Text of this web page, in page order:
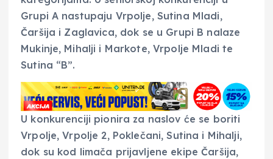
Grupi A nastupaju Vrpolje, Sutina Mladi,
Čaršija i Zaglavica, dok se u Grupi B nalaze
Mukinje, Mihalji i Markote, Vrpolje Mladi te
Sutina “B”.
U konkurenciji pionira za naslov će se boriti
Vrpolje, Vrpolje 2, Poklečani, Sutina i Mihalji,
dok su kod limača prijavljene ekipe Čaršija,